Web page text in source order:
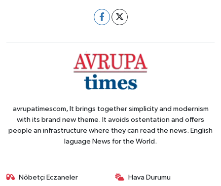
avrupatimescom, It brings together simplicity and modernism
with its brand new theme. It avoids ostentation and offers
people an infrastructure where they can read the news. English
laguage News for the World.
Nöbetçi Eczaneler Hava Durumu